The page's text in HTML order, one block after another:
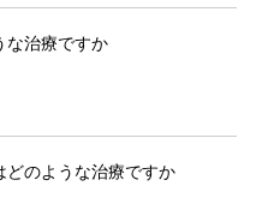
な治療ですか
どのような治療ですか